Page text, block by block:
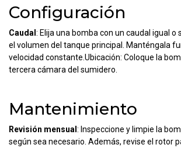
Configuración
Caudal : Elija una bomba con un caudal igual o
el volumen del tanque principal. Manténgala
velocidad constante.Ubicación: Coloque la
tercera cámara del sumidero.
Mantenimiento
Revisión mensual : Inspeccione y limpie la
según sea necesario. Además, revise el rotor